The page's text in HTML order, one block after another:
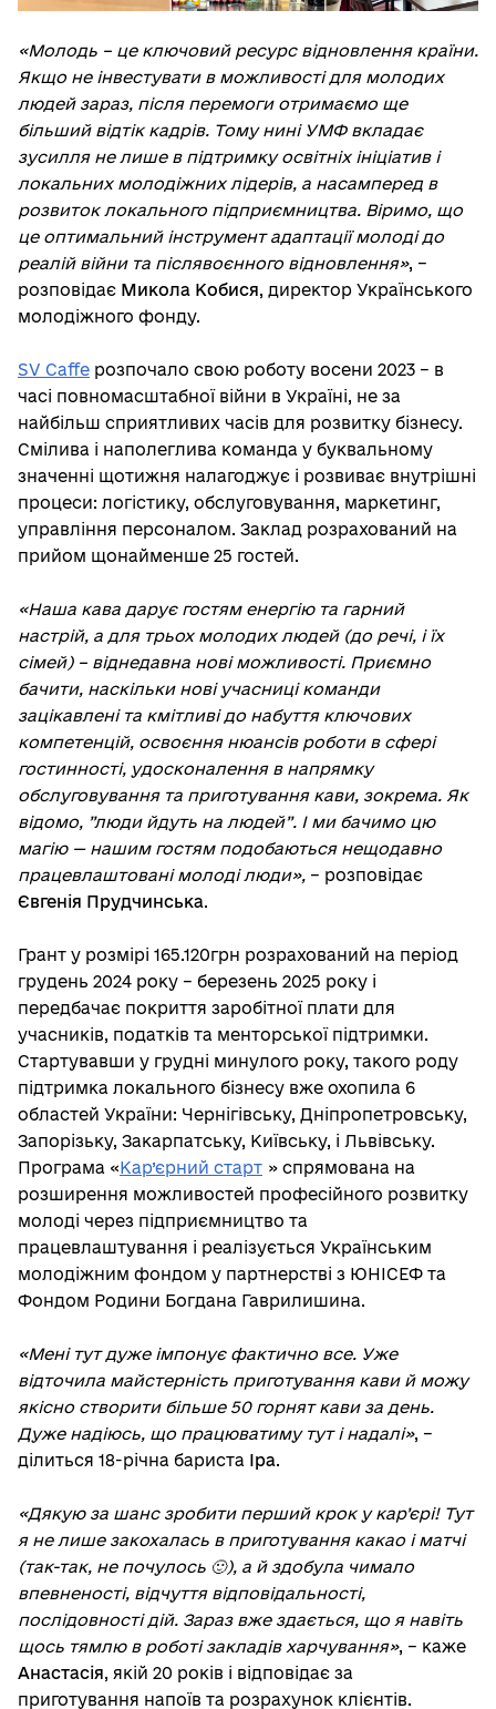
«Молодь – це ключовий ресурс відновлення країни.
Якщо не інвестувати в можливості для молодих
людей зараз, після перемоги отримаємо ще
більший відтік кадрів. Тому нині УМФ вкладає
зусилля не лише в підтримку освітніх ініціатив і
локальних молодіжних лідерів, а насамперед в
розвиток локального підприємництва. Віримо, що
це оптимальний інструмент адаптації молоді до
реалій війни та післявоєнного відновлення», –
розповідає Микола Кобися, директор Українського
молодіжного фонду.
SV Caffe розпочало свою роботу восени 2023 – в
часі повномасштабної війни в Україні, не за
найбільш сприятливих часів для розвитку бізнесу.
Смілива і наполеглива команда у буквальному
значенні щотижня налагоджує і розвиває внутрішні
процеси: логістику, обслуговування, маркетинг,
управління персоналом. Заклад розрахований на
прийом щонайменше 25 гостей.
«Наша кава дарує гостям енергію та гарний
настрій, а для трьох молодих людей (до речі, і їх
сімей) – віднедавна нові можливості. Приємно
бачити, наскільки нові учасниці команди
зацікавлені та кмітливі до набуття ключових
компетенцій, освоєння нюансів роботи в сфері
гостинності, удосконалення в напрямку
обслуговування та приготування кави, зокрема. Як
відомо, ”люди йдуть на людей”. І ми бачимо цю
магію — нашим гостям подобаються нещодавно
працевлаштовані молоді люди», – розповідає
Євгенія Прудчинська.
Грант у розмірі 165.120грн розрахований на період
грудень 2024 року – березень 2025 року і
передбачає покриття заробітної плати для
учасників, податків та менторської підтримки.
Стартувавши у грудні минулого року, такого роду
підтримка локального бізнесу вже охопила 6
областей України: Чернігівську, Дніпропетровську,
Запорізьку, Закарпатську, Київську, і Львівську.
Програма «Кар’єрний старт » спрямована на
розширення можливостей професійного розвитку
молоді через підприємництво та
працевлаштування і реалізується Українським
молодіжним фондом у партнерстві з ЮНІСЕФ та
Фондом Родини Богдана Гаврилишина.
«Мені тут дуже імпонує фактично все. Уже
відточила майстерність приготування кави й можу
якісно створити більше 50 горнят кави за день.
Дуже надіюсь, що працюватиму тут і надалі», –
ділиться 18-річна бариста Іра.
«Дякую за шанс зробити перший крок у кар’єрі! Тут
я не лише закохалась в приготування какао і матчі
(так-так, не почулось 🙂), а й здобула чимало
впевненості, відчуття відповідальності,
послідовності дій. Зараз вже здається, що я навіть
щось тямлю в роботі закладів харчування», – каже
Анастасія, якій 20 років і відповідає за
приготування напоїв та розрахунок клієнтів.